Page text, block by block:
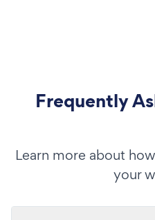
Frequently
Learn more about
your